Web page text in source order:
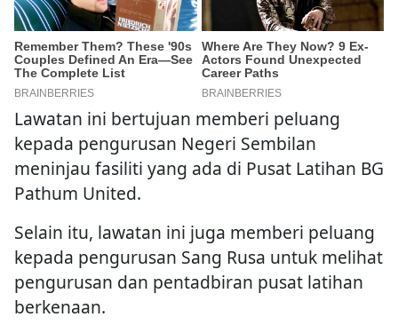
Lawatan ini bertujuan memberi peluang
kepada pengurusan Negeri Sembilan
meninjau fasiliti yang ada di Pusat Latihan BG
Pathum United.
Selain itu, lawatan ini juga memberi peluang
kepada pengurusan Sang Rusa untuk melihat
pengurusan dan pentadbiran pusat latihan
berkenaan.